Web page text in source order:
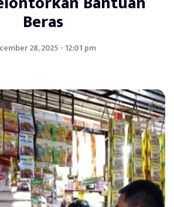
Beras
28, 2025 - 12:01 pm